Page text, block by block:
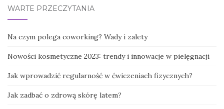
WARTE PRZECZYTANIA
Na czym polega coworking? Wady i zalety
Nowości kosmetyczne 2023: trendy i innowacje w pielęgnacji
Jak wprowadzić regularność w ćwiczeniach fizycznych?
Jak zadbać o zdrową skórę latem?